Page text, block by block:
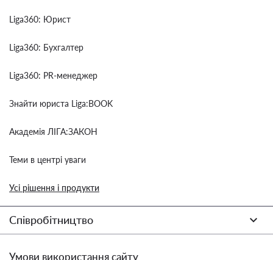
Liga360: Юрист
Liga360: Бухгалтер
Liga360: PR-менеджер
Знайти юриста Liga:BOOK
Академія ЛІГА:ЗАКОН
Теми в центрі уваги
Усі рішення і продукти
Співробітництво
Умови використання сайту